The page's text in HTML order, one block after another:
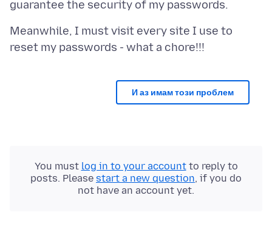
Meanwhile, I must visit every site I use to
И аз имам този проблем
You must log in to your accountto reply to
posts. Please start a new question, if you do
not have an account yet.